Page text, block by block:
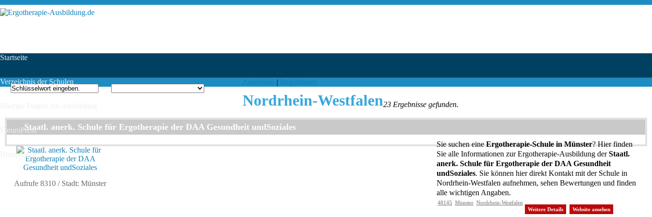
Startseite
Verzeichnis der Schulen
ForumPress
Hinzufügen
|
Nordrhein-Westfalen23 Ergebnisse gefunden.
Staatl. anerk. Schule für Ergotherapie der DAA Gesundheit undSoziales
Aufrufe 8310 / Stadt: Münster
Sie suchen eineErgotherapie-Schule in Münster? Hier finden
Sie alle Informationen zur Ergotherapie-Ausbildung derStaatl.
anerk. Schule für Ergotherapie der DAA Gesundheit
undSoziales. Sie können hier direkt Kontakt mit der Schule in
Nordrhein-Westfalen aufnehmen, sehen Bewertungen und finden
alle wichtigen Angaben.
48145 Münster Nordrhein-Westfalen
Weitere Details
Website ansehen